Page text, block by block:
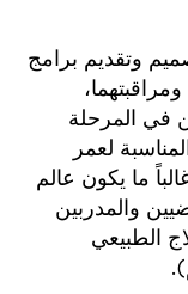
وتقديم برامج
في المرحلة
لعمر
ما يكون عالم
والمدربين
الطبيعي